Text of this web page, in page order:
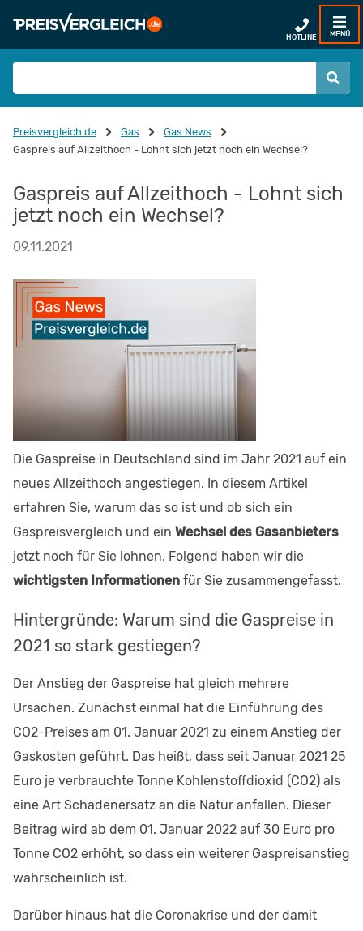
HOTLINE MENÜ
Preisvergleich.de Gas
Gas News
Gaspreis auf Allzeithoch - Lohnt sich jetzt noch ein Wechsel?
Gaspreis auf Allzeithoch - Lohnt sich
jetzt noch ein Wechsel?
09.11.2021
Die Gaspreise in Deutschland sind im Jahr 2021 auf ein
neues Allzeithoch angestiegen. In diesem Artikel
erfahren Sie, warum das so ist und ob sich ein
Gaspreisvergleich und ein Wechsel des Gasanbieters
jetzt noch für Sie lohnen. Folgend haben wir die
wichtigsten Informationen für Sie zusammengefasst.
Hintergründe: Warum sind die Gaspreise in
2021 so stark gestiegen?
Der Anstieg der Gaspreise hat gleich mehrere
Ursachen. Zunächst einmal hat die Einführung des
CO2-Preises am 01. Januar 2021 zu einem Anstieg der
Gaskosten geführt. Das heißt, dass seit Januar 2021 25
Euro je verbrauchte Tonne Kohlenstoffdioxid (CO2) als
eine Art Schadenersatz an die Natur anfallen. Dieser
Beitrag wird ab dem 01. Januar 2022 auf 30 Euro pro
Tonne CO2 erhöht, so dass ein weiterer Gaspreisanstieg
wahrscheinlich ist.
Darüber hinaus hat die Coronakrise und der damit